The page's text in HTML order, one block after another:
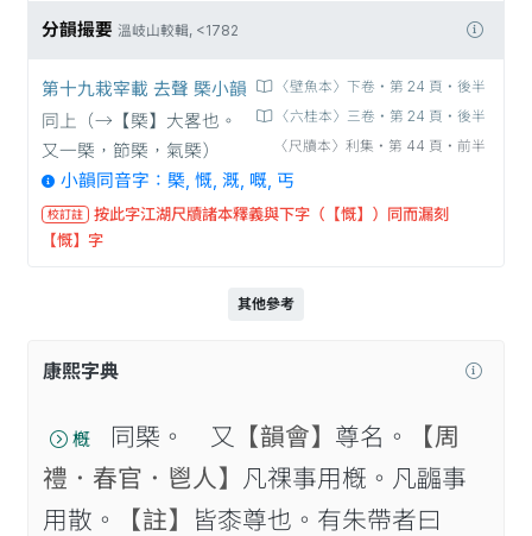
分韻撮要 溫岐山較輯, <1782
〈壁魚本〉下卷‧第 24 頁‧後半
〈六桂本〉三卷‧第 24 頁‧後半
〈尺牘本〉利集‧第 44 頁‧前半
第十九栽宰載 去聲 槩小韻
同上（→【槩】大畧也。
又一槩，節槩，氣槩）
小韻同音字：槩, 慨, 溉, 嘅, 丐
校訂註
按此字江湖尺牘諸本釋義與下字（【慨】）同而漏刻
【慨】字
其他參考
康熙字典
槪 同槩。 又 【韻會】 尊名。
【周
禮．春官．鬯人】 凡祼事用槪。凡疈事
用散。
【註】
皆桼尊也。有朱帶者曰